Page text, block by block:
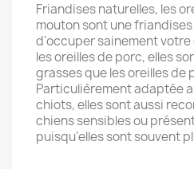
Friandises naturelles, les
mouton sont une
d'occuper sainement votre
les oreilles de porc, elles
grasses que les oreilles
Particulièrement adaptée
chiots, elles sont aussi
chiens sensibles ou
puisqu'elles sont souvent